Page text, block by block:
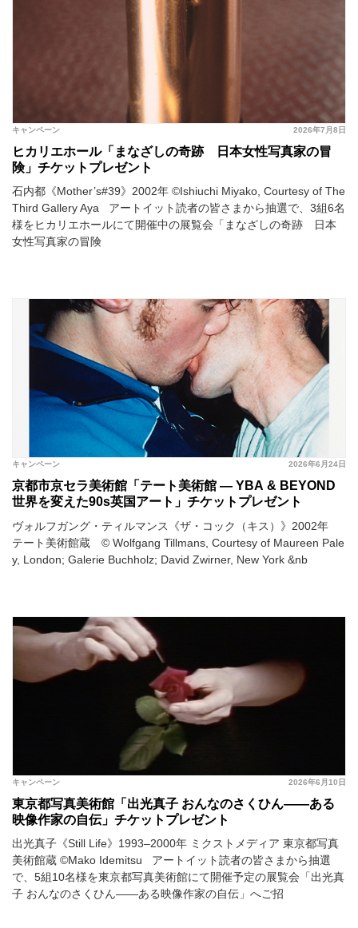
2026年7月8日
キャンペーン
ヒカリエホール「まなざしの奇跡 日本女性写真家の冒
険」チケットプレゼント
石内都《Mother’s#39》2002年 ©Ishiuchi Miyako, Courtesy of The
Third Gallery Aya アートイット読者の皆さまから抽選で、3組6名
様をヒカリエホールにて開催中の展覧会「まなざしの奇跡 日本
女性写真家の冒険
2026年6月24日
キャンペーン
京都市京セラ美術館「テート美術館 ― YBA & BEYOND
世界を変えた90s英国アート」チケットプレゼント
ヴォルフガング・ティルマンス《ザ・コック（キス）》2002年
テート美術館蔵 © Wolfgang Tillmans, Courtesy of Maureen Pale
y, London; Galerie Buchholz; David Zwirner, New York &nb
2026年6月10日
キャンペーン
東京都写真美術館「出光真子 おんなのさくひん――ある
映像作家の自伝」チケットプレゼント
出光真子《Still Life》1993–2000年 ミクストメディア 東京都写真
美術館蔵 ©Mako Idemitsu アートイット読者の皆さまから抽選
で、5組10名様を東京都写真美術館にて開催予定の展覧会「出光真
子 おんなのさくひん――ある映像作家の自伝」へご招